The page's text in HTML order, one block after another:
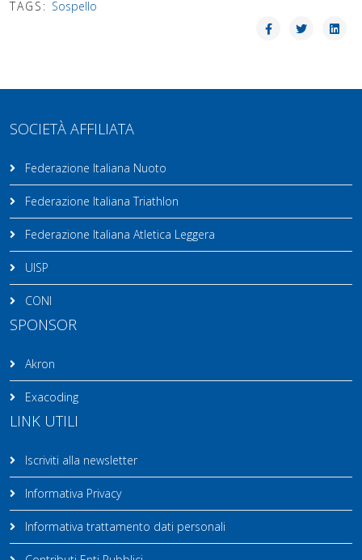
TAGS: Sospello
SOCIETÀ AFFILIATA
Federazione Italiana Nuoto
Federazione Italiana Triathlon
Federazione Italiana Atletica Leggera
UISP
CONI
SPONSOR
Akron
Exacoding
LINK UTILI
Iscriviti alla newsletter
Informativa Privacy
Informativa trattamento dati personali